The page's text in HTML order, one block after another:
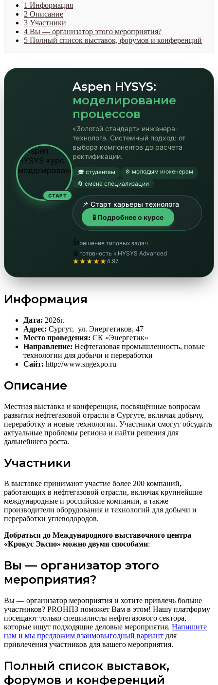
1 Информация
2 Описание
3 Участники
4 Вы — организатор этого мероприятия?
5 Полный список выставок, форумов и конференций
СТАРТ
Aspen HYSYS:
моделирование
процессов
«Золотой стандарт» инженера-
технолога. Системный подход: от
выбора компонентов до расчета
ректификации.
🎓 студентам
⚙️ молодым инженерам
🔄 смена специализации
📌 Старт карьеры технолога
🧪 Подробнее о курсе
👍решение типовых задач
🎯 готовность к HYSYS Advanced
★★★★★4.97
Информация
Дата: 2026г.
Адрес: Сургут, ул. Энергетиков, 47
Место проведения: СК «Энергетик»
Направление: Нефтегазовая промышленность, новые
технологии для добычи и переработки
Сайт: http://www.sngexpo.ru
Описание
Местная выставка и конференция, посвящённые вопросам
развития нефтегазовой отрасли в Сургуте, включая добычу,
переработку и новые технологии. Участники смогут обсудить
актуальные проблемы региона и найти решения для
дальнейшего роста.
Участники
В выставке принимают участие более 200 компаний,
работающих в нефтегазовой отрасли, включая крупнейшие
международные и российские компании, а также
производители оборудования и технологий для добычи и
переработки углеводородов.
Добраться до Международного выставочного центра
«Крокус Экспо» можно двумя способами:
Вы — организатор этого
мероприятия?
Вы — организатор мероприятия и хотите привлечь больше
участников? PROНПЗ поможет Вам в этом! Нашу платформу
посещают только специалисты нефтегазового сектора,
которые ищут подходящие деловые мероприятия. Напишите
нам и мы предложим взаимовыгодный вариант для
привлечения участников для вашего мероприятия.
Полный список выставок,
форумов и конференций